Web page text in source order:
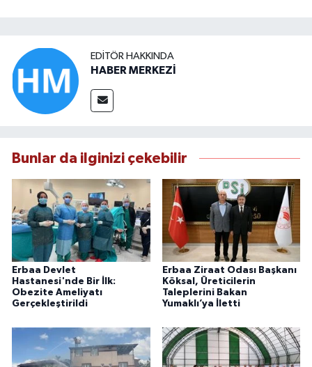
EDITÖR HAKKINDA
HABER MERKEZİ
Bunlar da ilginizi çekebilir
Erbaa Devlet
Hastanesi'nde Bir İlk:
Obezite Ameliyatı
Gerçekleştirildi
Erbaa Ziraat Odası Başkanı
Köksal, Üreticilerin
Taleplerini Bakan
Yumaklı’ya İletti